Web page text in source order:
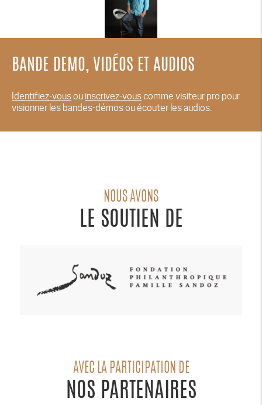
BANDE DEMO, VIDÉOS ET AUDIOS
Identifiez-vousou inscrivez-vouscomme visiteur pro pour
visionner les bandes-démos ou écouter les audios.
NOUS AVONS
LE SOUTIEN DE
AVEC LA PARTICIPATION DE
NOS PARTENAIRES